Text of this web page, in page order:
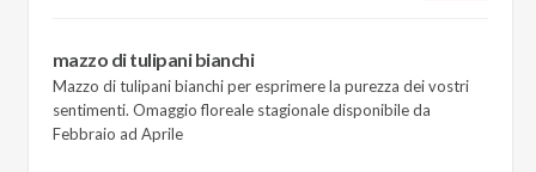
mazzo di tulipani bianchi
Mazzo di tulipani bianchi per esprimere la purezza dei vostri
sentimenti. Omaggio floreale stagionale disponibile da
Febbraio ad Aprile